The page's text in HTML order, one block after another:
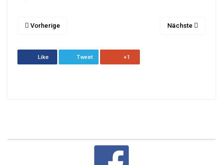
Vorherige Nächste
Like Tweet +1